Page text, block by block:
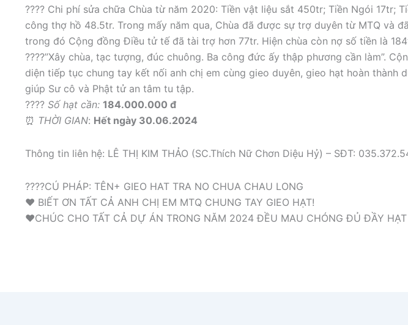
???? Chi phí sửa chữa Chùa từ năm 2020: Tiền vật liệu sắt 450tr; Tiền Ngói 17tr;
công thợ hồ 48.5tr. Trong mấy năm qua, Chùa đã được sự trợ duyên từ MTQ và
trong đó Cộng đồng Điều tử tế đã tài trợ hơn 77tr. Hiện chùa còn nợ số tiền là
????”Xây chùa, tạc tượng, đúc chuông. Ba công đức ấy thập phương cần làm”.
diện tiếp tục chung tay kết nối anh chị em cùng gieo duyên, gieo hạt hoàn thành
giúp Sư cô và Phật tử an tâm tu tập.
???? Số hạt cần: 184.000.000 đ
⏰ THỜI GIAN: Hết ngày 30.06.2024
Thông tin liên hệ: LÊ THỊ KIM THẢO (SC.Thích Nữ Chơn Diệu Hỷ) – SĐT:
????CÚ PHÁP: TÊN+ GIEO HAT TRA NO CHUA CHAU LONG
❤️ BIẾT ƠN TẤT CẢ ANH CHỊ EM MTQ CHUNG TAY GIEO HẠT!
❤️CHÚC CHO TẤT CẢ DỰ ÁN TRONG NĂM 2024 ĐỀU MAU CHÓNG ĐỦ ĐẦY HẠT